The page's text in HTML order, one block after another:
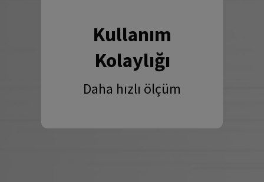
Kullanım
Kolaylığı
Daha hızlı ölçüm